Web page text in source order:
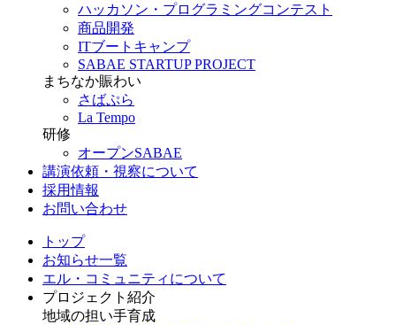
ハッカソン・プログラミングコンテスト
商品開発
ITブートキャンプ
SABAE STARTUP PROJECT
まちなか賑わい
さばぷら
La Tempo
研修
オープンSABAE
講演依頼・視察について
採用情報
お問い合わせ
トップ
お知らせ一覧
エル・コミュニティについて
プロジェクト紹介
地域の担い手育成